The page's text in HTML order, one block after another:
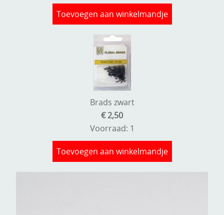
Toevoegen aan winkelmandje
Brads zwart
€ 2,50
Voorraad: 1
Toevoegen aan winkelmandje